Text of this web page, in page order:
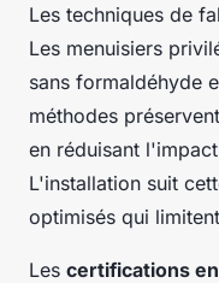
Les techniques de
Les menuisiers
sans formaldéhyde
méthodes
en réduisant
L'installation suit
optimisés qui
Les certifications